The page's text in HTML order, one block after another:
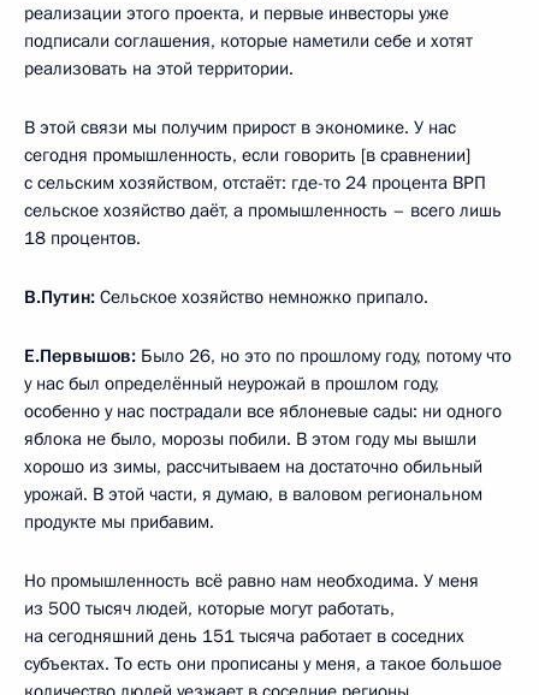
реализации этого проекта, и первые инвесторы уже
подписали соглашения, которые наметили себе и хотят
реализовать на этой территории.
В этой связи мы получим прирост в экономике. У нас
сегодня промышленность, если говорить [в сравнении]
с сельским хозяйством, отстаёт: где-то 24 процента ВРП
сельское хозяйство даёт, а промышленность – всего лишь
18 процентов.
В.Путин: Сельское хозяйство немножко припало.
Е.Первышов: Было 26, но это по прошлому году, потому что
у нас был определённый неурожай в прошлом году,
особенно у нас пострадали все яблоневые сады: ни одного
яблока не было, морозы побили. В этом году мы вышли
хорошо из зимы, рассчитываем на достаточно обильный
урожай. В этой части, я думаю, в валовом региональном
продукте мы прибавим.
Но промышленность всё равно нам необходима. У меня
из 500 тысяч людей, которые могут работать,
на сегодняшний день 151 тысяча работает в соседних
субъектах. То есть они прописаны у меня, а такое большое